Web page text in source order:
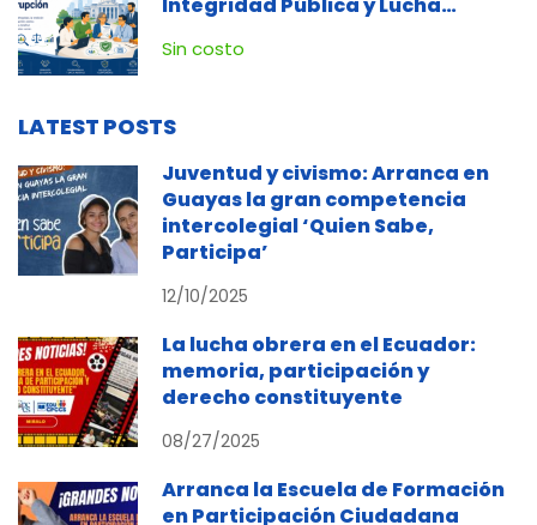
Contra la Corrupción
Sin costo
LATEST POSTS
Juventud y civismo: Arranca en
Guayas la gran competencia
intercolegial ‘Quien Sabe,
Participa’
12/10/2025
La lucha obrera en el Ecuador:
memoria, participación y
derecho constituyente
08/27/2025
Arranca la Escuela de Formación
en Participación Ciudadana